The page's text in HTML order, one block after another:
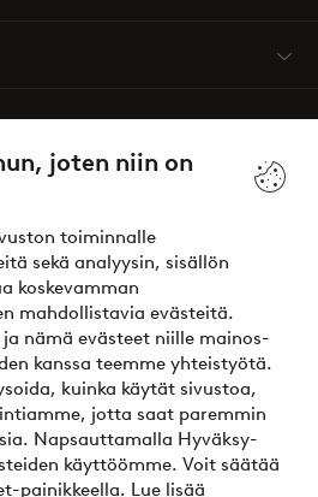
joten niin on
toiminnalle
sekä analyysin, sisällön
koskevamman
mahdollistavia evästeitä.
nämä evästeet niille mainos-
kanssa teemme yhteistyötä.
kuinka käytät sivustoa,
jotta saat paremmin
Napsauttamalla Hyväksy-
käyttöömme. Voit säätää
painikkeella. Lue lisää
– maksa nyt tai erissä
maksuvaihtoehdoistamme?